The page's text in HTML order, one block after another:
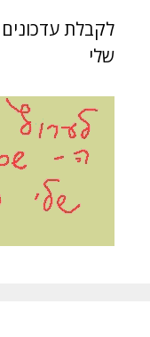
לקבלת
שלי